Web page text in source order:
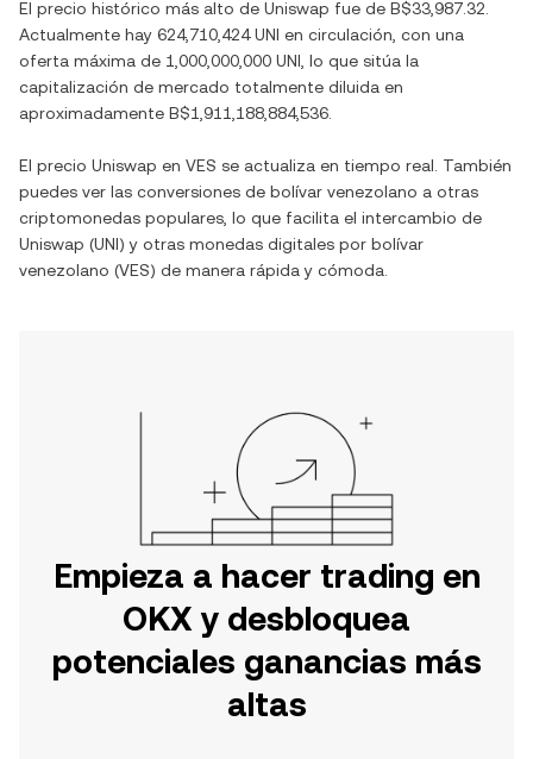
El precio histórico más alto de Uniswap fue de B$33,987.32
Actualmente hay 624,710,424 UNI en circulación, con una
oferta máxima de 1,000,000,000 UNI , lo que sitúa la
capitalización de mercado totalmente diluida en
aproximadamente B$1,911,188,884,536
El precio Uniswap en VES se actualiza en tiempo real. También
puedes ver las conversiones de bolívar venezolano a otras
criptomonedas populares, lo que facilita el intercambio de
Uniswap (UNI) y otras monedas digitales por bolívar
venezolano (VES) de manera rápida y cómoda.
Empieza a hacer trading en
OKX y desbloquea
potenciales ganancias más
altas